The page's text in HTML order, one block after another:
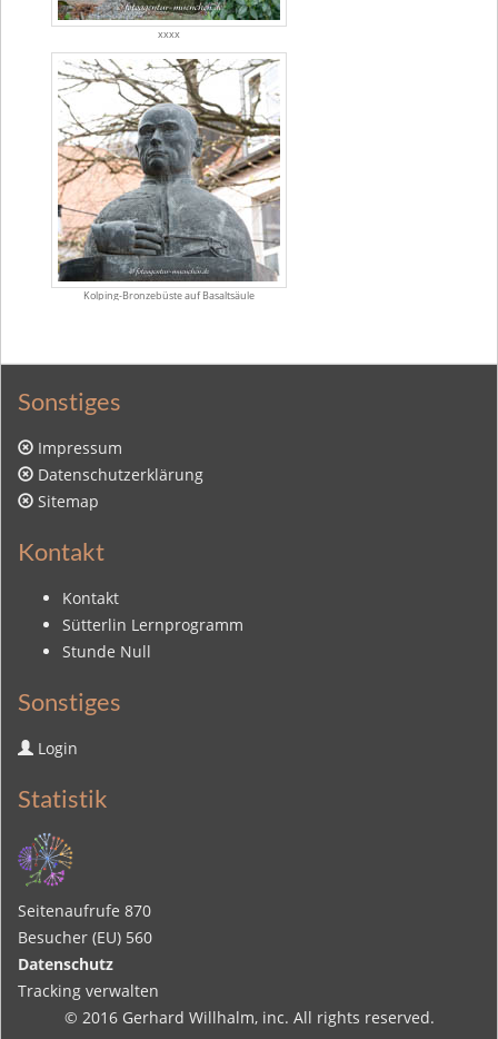
xxxx
Kolping-Bronzebüste auf Basaltsäule
Sonstiges
Impressum
Datenschutzerklärung
Sitemap
Kontakt
Kontakt
Sütterlin Lernprogramm
Stunde Null
Sonstiges
Login
Statistik
Seitenaufrufe 870
Besucher (EU) 560
Datenschutz
Tracking verwalten
© 2016 Gerhard Willhalm, inc. All rights reserved.